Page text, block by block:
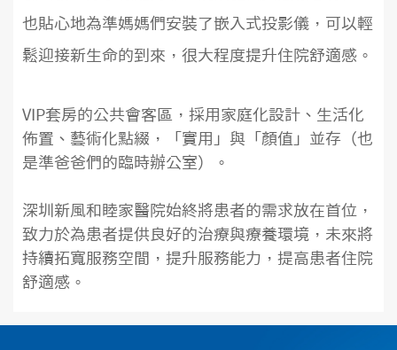
也貼心地為準媽媽們安裝了嵌入式投影儀，可以輕
鬆迎接新生命的到來，很大程度提升住院舒適感。
VIP套房的公共會客區，採用家庭化設計、生活化
佈置、藝術化點綴，「實用」與「顏值」並存（也
是準爸爸們的臨時辦公室）。
深圳新風和睦家醫院始終將患者的需求放在首位，
致力於為患者提供良好的治療與療養環境，未來將
持續拓寬服務空間，提升服務能力，提高患者住院
舒適感。